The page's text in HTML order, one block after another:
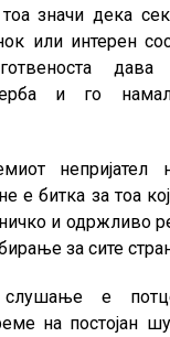
значи дека
или интерен
и го
непријател
е битка за тоа
и одржливо
за сите
е
на постојан